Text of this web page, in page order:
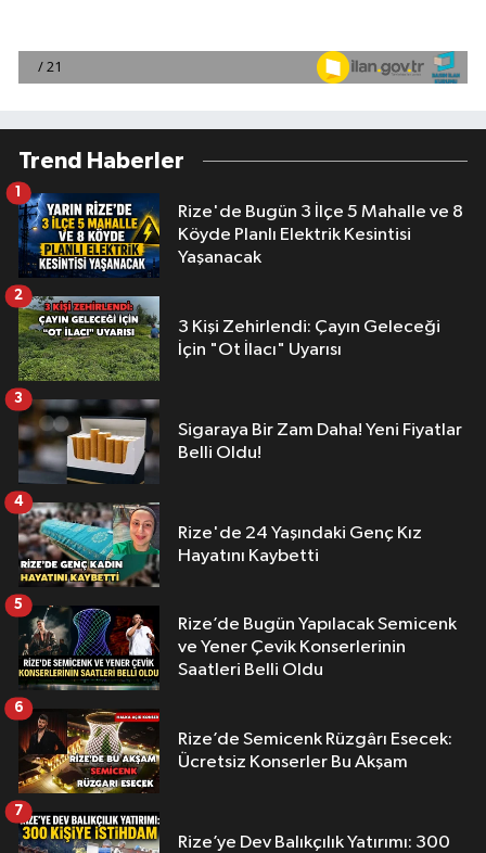
Trend Haberler
Rize'de Bugün 3 İlçe 5 Mahalle ve 8
Köyde Planlı Elektrik Kesintisi
Yaşanacak
1
3 Kişi Zehirlendi: Çayın Geleceği
İçin "Ot İlacı" Uyarısı
2
Sigaraya Bir Zam Daha! Yeni Fiyatlar
Belli Oldu!
3
Rize'de 24 Yaşındaki Genç Kız
Hayatını Kaybetti
4
Rize’de Bugün Yapılacak Semicenk
ve Yener Çevik Konserlerinin
Saatleri Belli Oldu
5
Rize’de Semicenk Rüzgârı Esecek:
Ücretsiz Konserler Bu Akşam
6
Rize’ye Dev Balıkçılık Yatırımı: 300
7